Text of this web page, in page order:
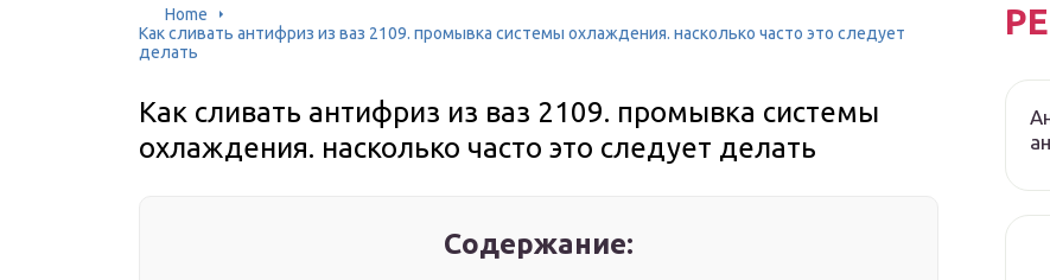
Home
Как сливать антифриз из ваз 2109. промывка системы охлаждения. насколько часто это следует
делать
Как сливать антифриз из ваз 2109. промывка системы
охлаждения. насколько часто это следует делать
Содержание: